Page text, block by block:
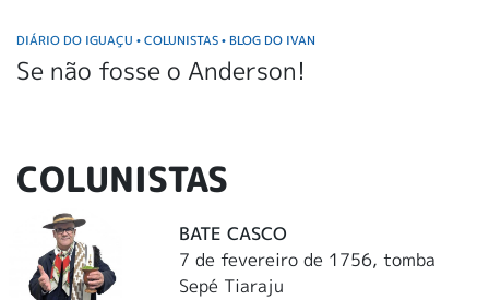
DIÁRIO DO IGUAÇU • COLUNISTAS • BLOG DO IVAN
Se não fosse o Anderson!
COLUNISTAS
BATE CASCO
7 de fevereiro de 1756, tomba
Sepé Tiaraju